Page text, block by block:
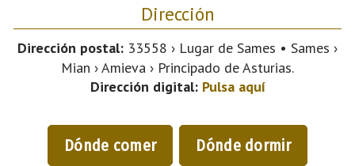
Dirección
Dirección postal: 33558 › Lugar de Sames • Sames ›
Mian › Amieva › Principado de Asturias.
Dirección digital: Pulsa aquí
Dónde comer Dónde dormir